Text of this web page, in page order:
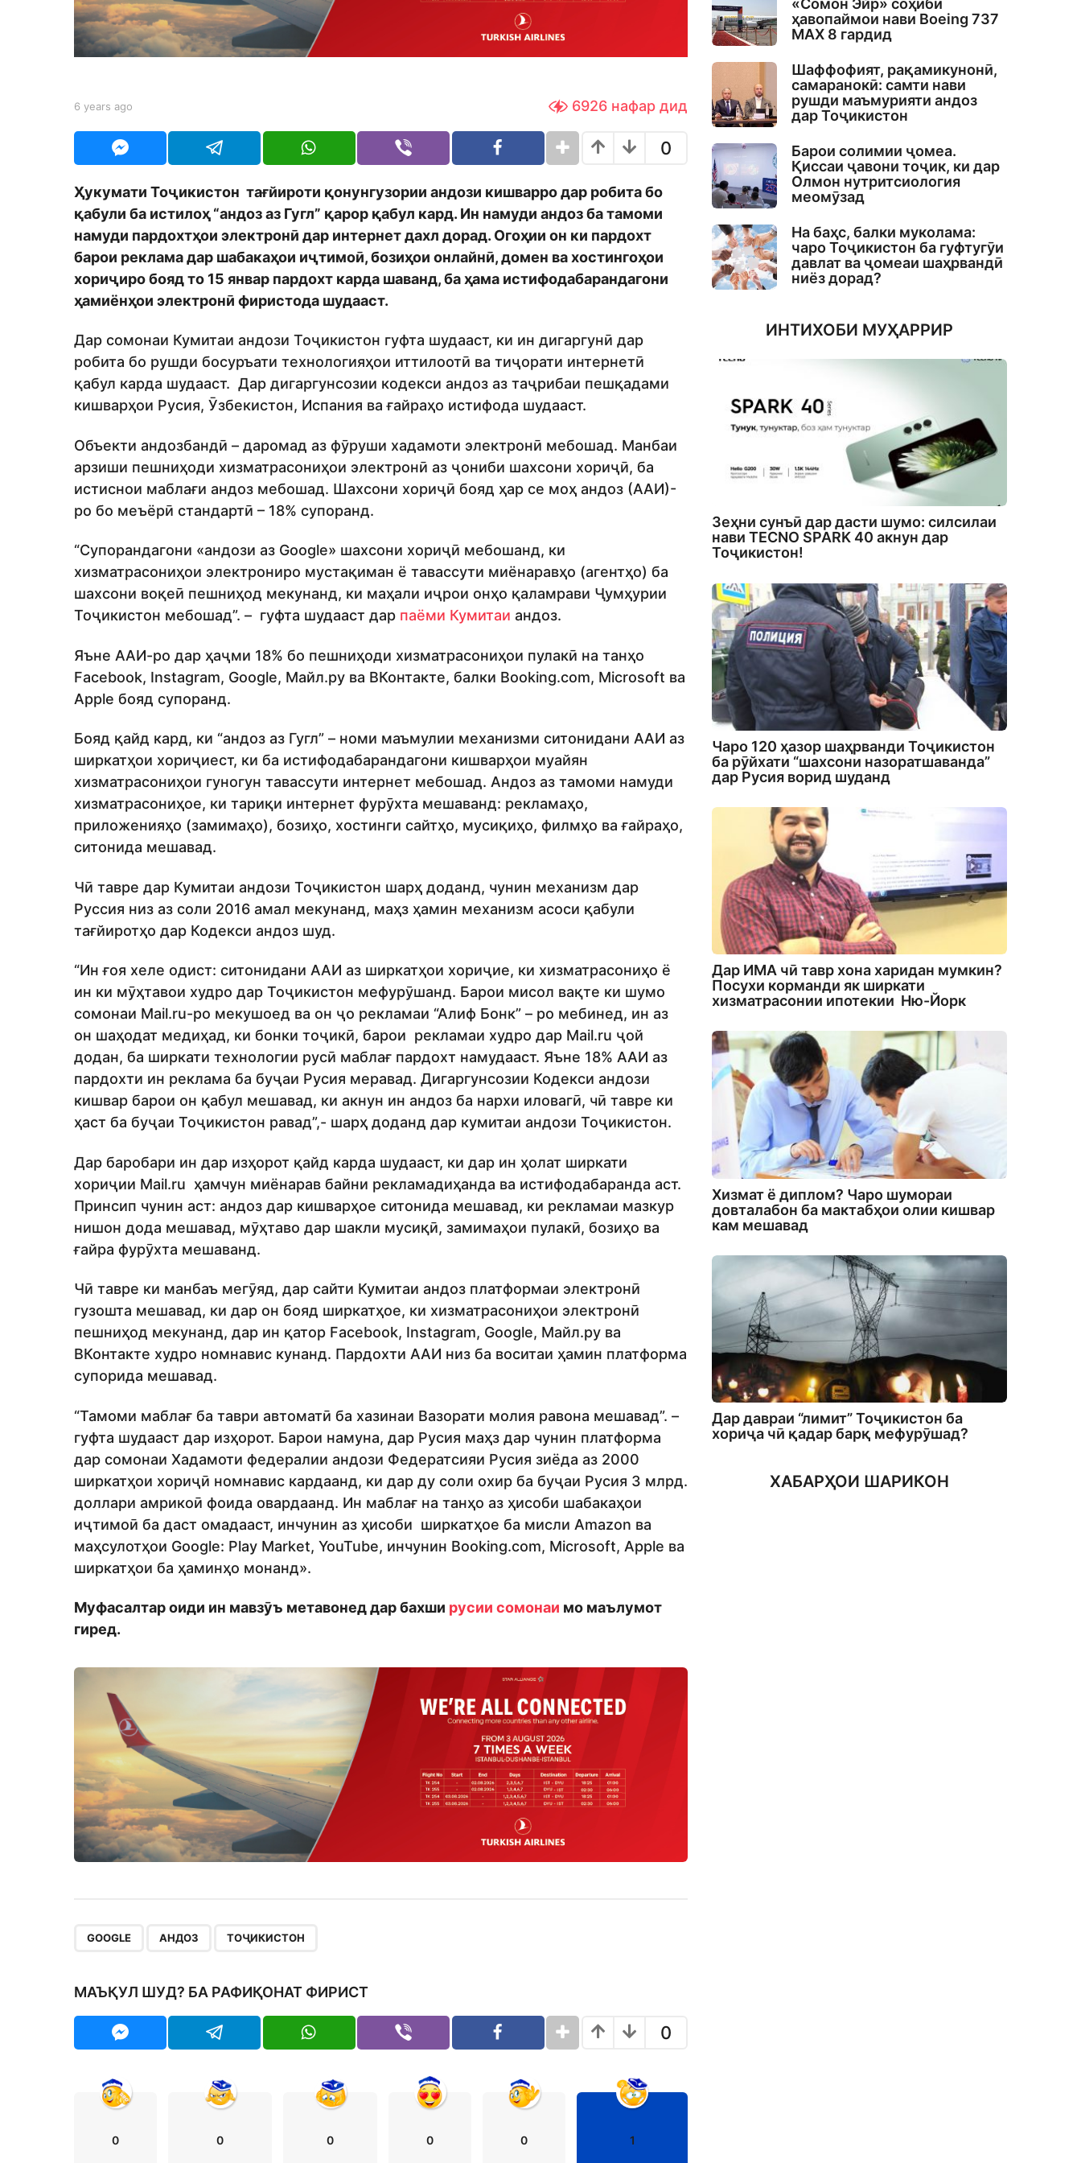
a
r
g
o
b
Y
U
6 years ago
r
a
g
6926 нафар дид
0
Ҳукумати Тоҷикистон тағйироти қонунгузории андози кишварро дар робита бо
қабули ба истилоҳ “андоз аз Гугл” қарор қабул кард. Ин намуди андоз ба тамоми
намуди пардохтҳои электронӣ дар интернет дахл дорад. Огоҳии он ки пардохт
барои реклама дар шабакаҳои иҷтимоӣ, бозиҳои онлайнӣ, домен ва хостингоҳои
хориҷиро бояд то 15 январ пардохт карда шаванд, ба ҳама истифодабарандагони
ҳамиёнҳои электронӣ фиристода шудааст.
Дар сомонаи Кумитаи андози Тоҷикистон гуфта шудааст, ки ин дигаргунӣ дар
робита бо рушди босуръати технологияҳои иттилоотӣ ва тиҷорати интернетӣ
қабул карда шудааст. Дар дигаргунсозии кодекси андоз аз таҷрибаи пешқадами
кишварҳои Русия, Ӯзбекистон, Испания ва ғайраҳо истифода шудааст.
Объекти андозбандӣ – даромад аз фӯруши хадамоти электронӣ мебошад. Манбаи
арзиши пешниҳоди хизматрасониҳои электронӣ аз ҷониби шахсони хориҷӣ, ба
истиснои маблағи андоз мебошад. Шахсони хориҷӣ бояд ҳар се моҳ андоз (ААИ)-
ро бо меъёрӣ стандартӣ – 18% супоранд.
“Супорандагони «андози аз Google» шахсони хориҷӣ мебошанд, ки
хизматрасониҳои электрониро мустақиман ё тавассути миёнаравҳо (агентҳо) ба
шахсони воқеӣ пешниҳод мекунанд, ки маҳали иҷрои онҳо қаламрави Ҷумҳурии
Тоҷикистон мебошад”. – гуфта шудааст дар паёми Кумитаи андоз.
Яъне ААИ-ро дар ҳаҷми 18% бо пешниҳоди хизматрасониҳои пулакӣ на танҳо
Facebook, Instagram, Google, Майл.ру ва ВКонтакте, балки Booking.com, Microsoft ва
Apple бояд супоранд.
Бояд қайд кард, ки “андоз аз Гугл” – номи маъмулии механизми ситонидани ААИ аз
ширкатҳои хориҷиест, ки ба истифодабарандагони кишварҳои муайян
хизматрасониҳои гуногун тавассути интернет мебошад. Андоз аз тамоми намуди
хизматрасониҳое, ки тариқи интернет фурӯхта мешаванд: рекламаҳо,
приложенияҳо (замимаҳо), бозиҳо, хостинги сайтҳо, мусиқиҳо, филмҳо ва ғайраҳо,
ситонида мешавад.
Чӣ тавре дар Кумитаи андози Тоҷикистон шарҳ доданд, чунин механизм дар
Руссия низ аз соли 2016 амал мекунанд, маҳз ҳамин механизм асоси қабули
тағйиротҳо дар Кодекси андоз шуд.
“Ин ғоя хеле одист: ситонидани ААИ аз ширкатҳои хориҷие, ки хизматрасониҳо ё
ин ки мӯҳтавои худро дар Тоҷикистон мефурӯшанд. Барои мисол вақте ки шумо
сомонаи Mail.ru-ро мекушоед ва он ҷо рекламаи “Алиф Бонк” – ро мебинед, ин аз
он шаҳодат медиҳад, ки бонки тоҷикӣ, барои рекламаи худро дар Mail.ru ҷой
додан, ба ширкати технологии русӣ маблағ пардохт намудааст. Яъне 18% ААИ аз
пардохти ин реклама ба буҷаи Русия меравад. Дигаргунсозии Кодекси андози
кишвар барои он қабул мешавад, ки акнун ин андоз ба нархи иловагӣ, чӣ тавре ки
ҳаст ба буҷаи Тоҷикистон равад”,- шарҳ доданд дар кумитаи андози Тоҷикистон.
Дар баробари ин дар изҳорот қайд карда шудааст, ки дар ин ҳолат ширкати
хориҷии Mail.ru ҳамчун миёнарав байни рекламадиҳанда ва истифодабаранда аст.
Принсип чунин аст: андоз дар кишварҳое ситонида мешавад, ки рекламаи мазкур
нишон дода мешавад, мӯҳтаво дар шакли мусиқӣ, замимаҳои пулакӣ, бозиҳо ва
ғайра фурӯхта мешаванд.
Чӣ тавре ки манбаъ мегӯяд, дар сайти Кумитаи андоз платформаи электронӣ
гузошта мешавад, ки дар он бояд ширкатҳое, ки хизматрасониҳои электронӣ
пешниҳод мекунанд, дар ин қатор Facebook, Instagram, Google, Майл.ру ва
ВКонтакте худро номнавис кунанд. Пардохти ААИ низ ба воситаи ҳамин платформа
супорида мешавад.
“Тамоми маблағ ба таври автоматӣ ба хазинаи Вазорати молия равона мешавад”. –
гуфта шудааст дар изҳорот. Барои намуна, дар Русия маҳз дар чунин платформа
дар сомонаи Хадамоти федералии андози Федератсияи Русия зиёда аз 2000
ширкатҳои хориҷӣ номнавис кардаанд, ки дар ду соли охир ба буҷаи Русия 3 млрд.
доллари амрикоӣ фоида овардаанд. Ин маблағ на танҳо аз ҳисоби шабакаҳои
иҷтимоӣ ба даст омадааст, инчунин аз ҳисоби ширкатҳое ба мисли Amazon ва
маҳсулотҳои Google: Play Market, YouTube, инчунин Booking.com, Microsoft, Apple ва
ширкатҳои ба ҳаминҳо монанд».
Муфасалтар оиди ин мавзӯъ метавонед дар бахши русии сомонаи мо маълумот
гиред.
GOOGLE АНДОЗ ТОҶИКИСТОН
МАЪҚУЛ ШУД? БА РАФИҚОНАТ ФИРИСТ
0
0 0 0 0 0 1
«Сомон Эйр» соҳиби
ҳавопаймои нави Boeing 737
MAX 8 гардид
Шаффофият, рақамикунонӣ,
самаранокӣ: самти нави
рушди маъмурияти андоз
дар Тоҷикистон
Барои солимии ҷомеа.
Қиссаи ҷавони тоҷик, ки дар
Олмон нутритсиология
меомӯзад
На баҳс, балки муколама:
чаро Тоҷикистон ба гуфтугӯи
давлат ва ҷомеаи шаҳрвандӣ
ниёз дорад?
ИНТИХОБИ МУҲАРРИР
Зеҳни сунъӣ дар дасти шумо: силсилаи
нави TECNO SPARK 40 акнун дар
Тоҷикистон!
Чаро 120 ҳазор шаҳрванди Тоҷикистон
ба рӯйхати “шахсони назоратшаванда”
дар Русия ворид шуданд
Дар ИМА чӣ тавр хона харидан мумкин?
Посухи корманди як ширкати
хизматрасонии ипотекии Ню-Йорк
Хизмат ё диплом? Чаро шумораи
довталабон ба мактабҳои олии кишвар
кам мешавад
Дар давраи “лимит” Тоҷикистон ба
хориҷа чӣ қадар барқ мефурӯшад?
ХАБАРҲОИ ШАРИКОН